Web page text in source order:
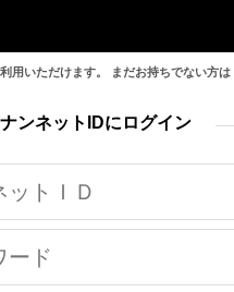
用いただけます。 まだお持ちでない方は
ナンネットIDにログイン